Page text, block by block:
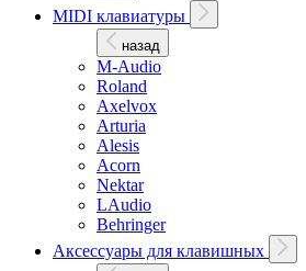
MIDI клавиатуры
назад
M-Audio
Roland
Axelvox
Arturia
Alesis
Acorn
Nektar
LAudio
Behringer
Аксессуары для клавишных